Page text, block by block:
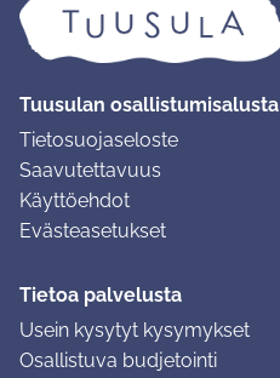
Tuusulan osallistumisalusta
Tietosuojaseloste
Saavutettavuus
Käyttöehdot
Evästeasetukset
Tietoa palvelusta
Usein kysytyt kysymykset
Osallistuva budjetointi